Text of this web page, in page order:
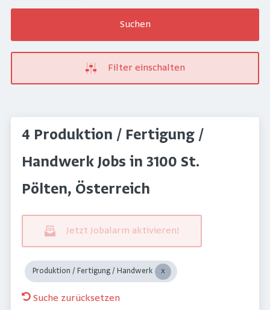
Suchen
Filter einschalten
4 Produktion / Fertigung /
Handwerk Jobs in 3100 St.
Pölten, Österreich
Jetzt Jobalarm aktivieren!
Produktion / Fertigung / Handwerk
Suche zurücksetzen